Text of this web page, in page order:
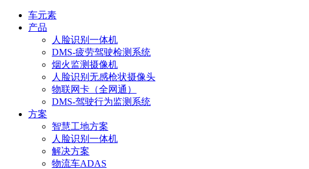
车元素
产品
人脸识别一体机
DMS-疲劳驾驶检测系统
烟火监测摄像机
人脸识别无感枪状摄像头
物联网卡（全网通）
DMS-驾驶行为监测系统
方案
智慧工地方案
人脸识别一体机
解决方案
物流车ADAS